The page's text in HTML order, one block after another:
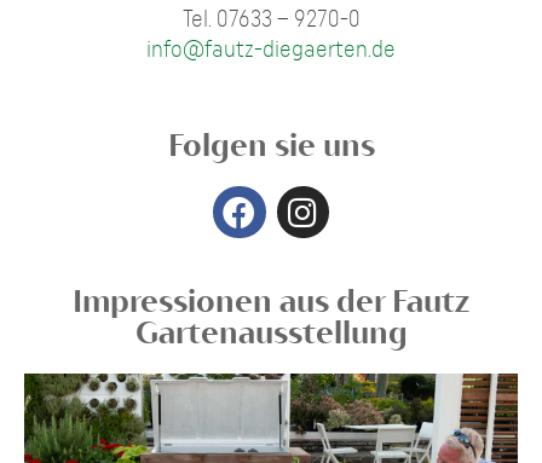
Tel. 07633 – 9270-0
info@fautz-diegaerten.de
Folgen sie uns
Impressionen aus der Fautz
Gartenausstellung